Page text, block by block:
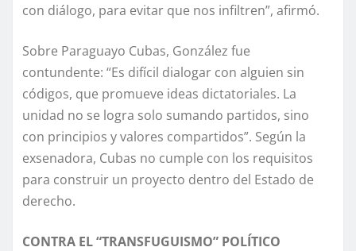
con diálogo, para evitar que nos infiltren”, afirmó.
Sobre Paraguayo Cubas, González fue
contundente: “Es difícil dialogar con alguien sin
códigos, que promueve ideas dictatoriales. La
unidad no se logra solo sumando partidos, sino
con principios y valores compartidos”. Según la
exsenadora, Cubas no cumple con los requisitos
para construir un proyecto dentro del Estado de
derecho.
CONTRA EL “TRANSFUGUISMO” POLÍTICO